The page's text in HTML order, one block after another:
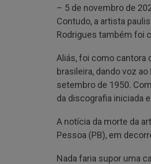
– 5 de novembro de
Contudo, a artista
Rodrigues também foi
Aliás, foi como cantora
brasileira, dando voz
setembro de 1950.
da discografia iniciada
A notícia da morte da
Pessoa (PB), em
Nada faria supor uma